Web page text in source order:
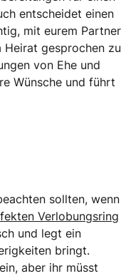
entscheidet einen
mit eurem Partner
gesprochen zu
von Ehe und
Wünsche und führt
sollten, wenn
Verlobungsring
und legt ein
bringt.
aber ihr müsst